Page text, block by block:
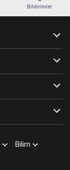
Bildirimler
Bilim